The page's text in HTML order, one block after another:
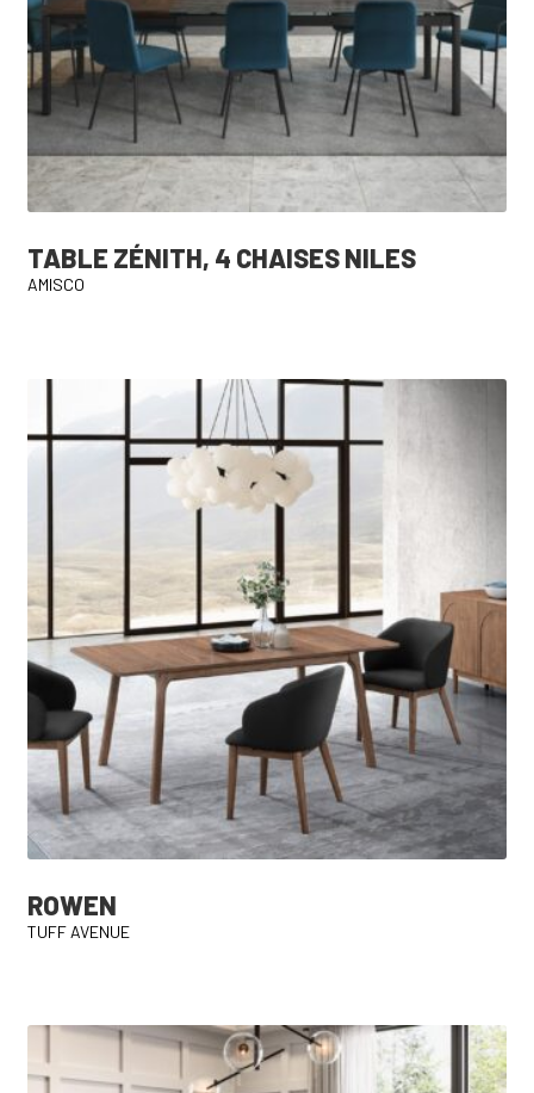
TABLE ZÉNITH, 4 CHAISES NILES
AMISCO
ROWEN
TUFF AVENUE